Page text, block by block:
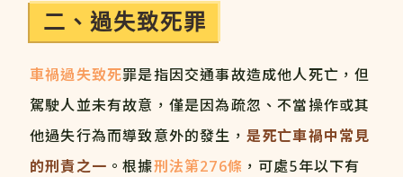
二、過失致死罪
車禍過失致死罪是指因交通事故造成他人死亡，但
駕駛人並未有故意，僅是因為疏忽、不當操作或其
他過失行為而導致意外的發生， 是死亡車禍中常見
的刑責之一 。根據刑法第276條 ，可處5年以下有